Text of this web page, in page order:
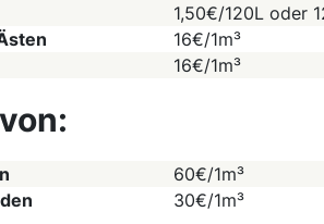
1,50€/120L oder
16€/1m³
16€/1m³
60€/1m³
30€/1m³